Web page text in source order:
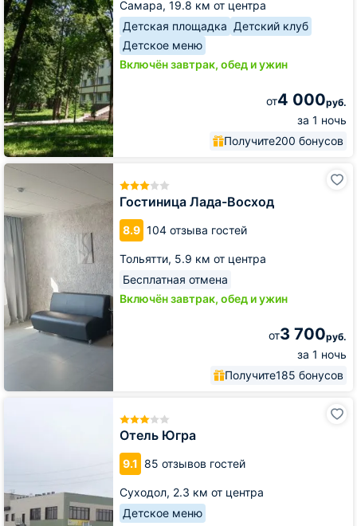
Самара, 19.8 км от центра
Детская площадка Детский клуб
Детское меню
Включён завтрак, обед и ужин
от4 000руб.
за 1 ночь
Получите200 бонусов
Гостиница Лада-Восход
8.9 104 отзыва гостей
Тольятти, 5.9 км от центра
Бесплатная отмена
Включён завтрак, обед и ужин
от3 700руб.
за 1 ночь
Получите185 бонусов
Гостиница
Восход
Отель Югра
9.1 85 отзывов гостей
Суходол, 2.3 км от центра
Детское меню